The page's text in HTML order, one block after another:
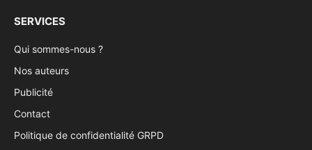
SERVICES
Qui sommes-nous ?
Nos auteurs
Publicité
Contact
Politique de confidentialité GRPD